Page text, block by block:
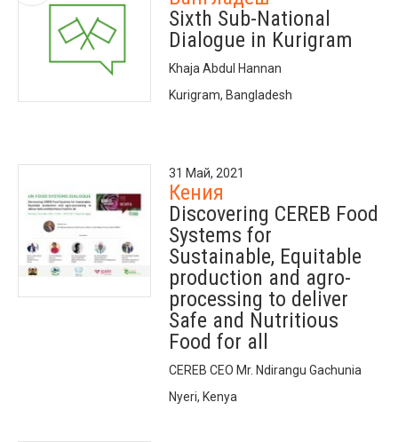
Sixth Sub-National
Dialogue in Kurigram
Khaja Abdul Hannan
Kurigram, Bangladesh
31 Май, 2021
Кения
Discovering CEREB Food
Systems for
Sustainable, Equitable
production and agro-
processing to deliver
Safe and Nutritious
Food for all
CEREB CEO Mr. Ndirangu Gachunia
Nyeri, Kenya